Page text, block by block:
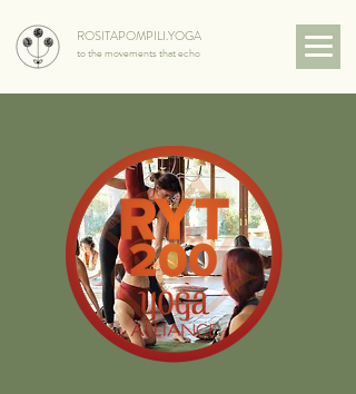
ROSITAPOMPILI.YOGA
to the movements that echo